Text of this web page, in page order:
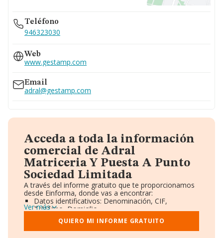
Teléfono
946323030
Web
www.gestamp.com
Email
adral@gestamp.com
Acceda a toda la información
comercial de Adral
Matriceria Y Puesta A Punto
Sociedad Limitada
A través del informe gratuito que te proporcionamos
desde Einforma, donde vas a encontrar:
Datos identificativos: Denominación, CIF,
Teléfono, Domicilio.
Informe Mercantil Completo (BORME).
Gráficos de Evolución Ventas y Empleados.
Consejo de Administración y Administradores.
Ver más
QUIERO MI INFORME GRATUITO